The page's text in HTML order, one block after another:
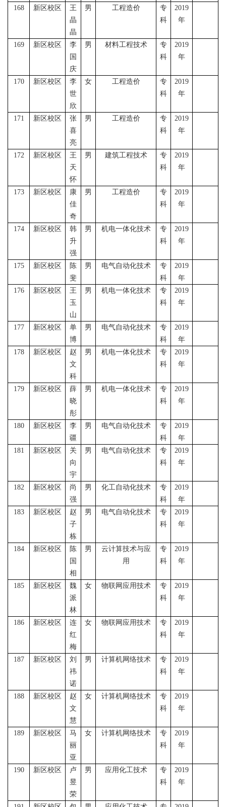
168 新区校区
王
晶
晶
男 工程造价
专
科
2019
年
169 新区校区
李
国
庆
男 材料工程技术
专
科
2019
年
170 新区校区
李
世
欣
女 工程造价
专
科
2019
年
171 新区校区
张
喜
亮
男 工程造价
专
科
2019
年
172 新区校区
王
天
怀
男 建筑工程技术
专
科
2019
年
173 新区校区
康
佳
奇
男 工程造价
专
科
2019
年
174 新区校区
韩
升
强
男 机电一体化技术
专
科
2019
年
175 新区校区
陈
斐
男 电气自动化技术
专
科
2019
年
176
新区校区
王
玉
山
男 机电一体化技术
专
科
2019
年
177 新区校区
单
博
男 电气自动化技术
专
科
2019
年
178
新区校区
赵
文
科
男 机电一体化技术
专
科
2019
年
179 新区校区
薛
晓
彤
男 机电一体化技术
专
科
2019
年
180 新区校区
李
疆
男 电气自动化技术
专
科
2019
年
181
新区校区
关
向
宇
男 电气自动化技术
专
科
2019
年
182 新区校区
尚
强
男 化工自动化技术
专
科
2019
年
183
新区校区
赵
子
栋
男 电气自动化技术
专
科
2019
年
184 新区校区
陈
国
相
男
云计算技术与应
用
专
科
2019
年
185 新区校区
魏
派
林
女 物联网应用技术
专
科
2019
年
186 新区校区
连
红
梅
女 物联网应用技术
专
科
2019
年
187 新区校区
刘
祎
诺
男 计算机网络技术
专
科
2019
年
188 新区校区
赵
文
慧
女 计算机网络技术
专
科
2019
年
189 新区校区
马
丽
亚
女 计算机网络技术
专
科
2019
年
190 新区校区
卢
昱
荣
男 应用化工技术
专
科
2019
年